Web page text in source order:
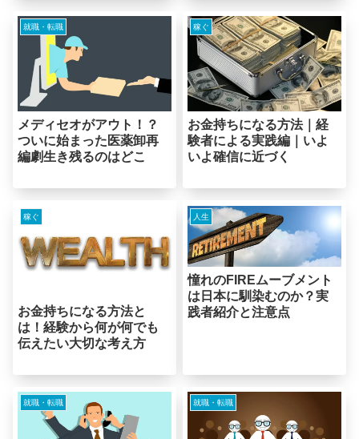
就職・転職
メディセオがアウト！？
ついに始まった医薬卸再
編劇生き残るのはどこ
稼ぐ
お金持ちになる方法｜経
験者による実践編｜いよ
いよ確信に近づく
稼ぐ
お金持ちになる方法と
は！経験から何が何でも
伝えたい大切な考え方
人生
憧れのFIREムーブメント
は日本に馴染むのか？実
践者紹介と注意点
就職・転職 就職・転職